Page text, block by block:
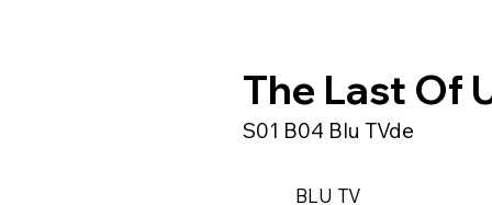
The Last Of
S01 B04 Blu TVde
BLU TV